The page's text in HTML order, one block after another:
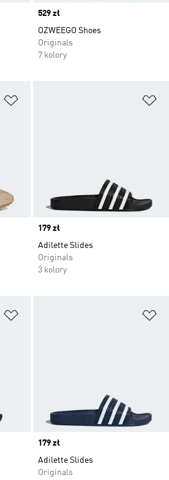
Price
529 zł
OZWEEGO Shoes
Originals
7 kolory
Price
179 zł
Adilette Slides
Originals
3 kolory
Price
179 zł
Adilette Slides
Originals